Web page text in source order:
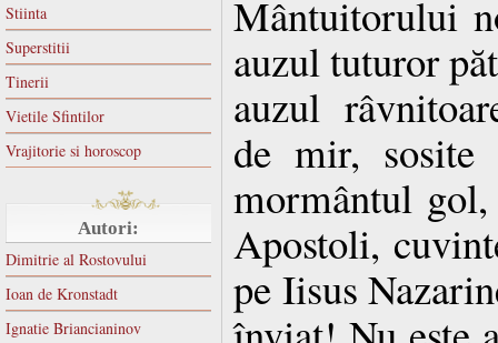
Stiinta
Superstitii
Tinerii
Vietile Sfintilor
Vrajitorie si horoscop
Autori:
Dimitrie al Rostovului
Ioan de Kronstadt
Ignatie Briancianinov
Mântuitorului
auzul tuturor
auzul
de mir, sosite
mormântul
Apostoli,
pe Iisus